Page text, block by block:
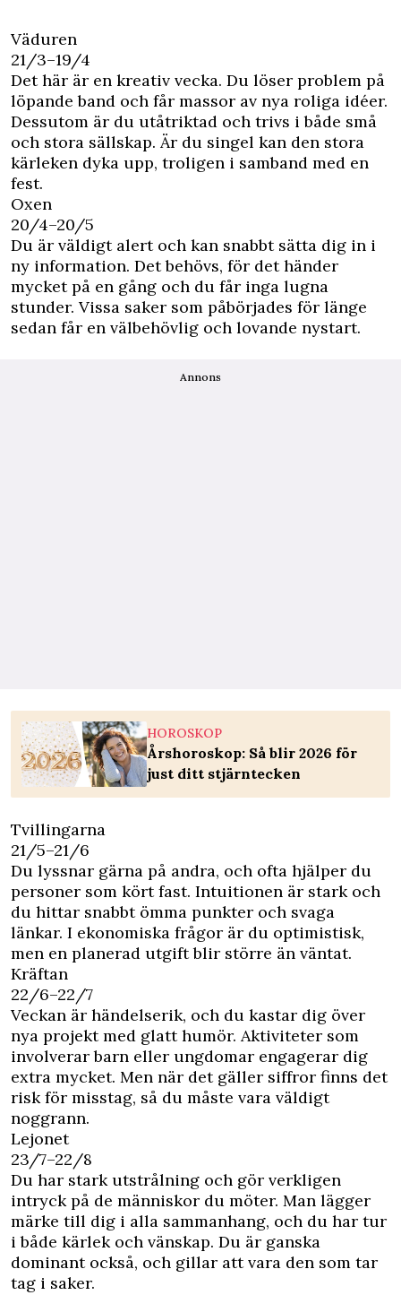
Väduren
21/3–19/4
Det här är en kreativ vecka. Du löser problem på
löpande band och får massor av nya roliga idéer.
Dessutom är du utåtriktad och trivs i både små
och stora sällskap. Är du singel kan den stora
kärleken dyka upp, troligen i samband med en
fest.
Oxen
20/4–20/5
Du är väldigt alert och kan snabbt sätta dig in i
ny information. Det behövs, för det händer
mycket på en gång och du får inga lugna
stunder. Vissa saker som påbörjades för länge
sedan får en välbehövlig och lovande nystart.
Annons
HOROSKOP
Årshoroskop: Så blir 2026 för
just ditt stjärntecken
Tvillingarna
21/5–21/6
Du lyssnar gärna på andra, och ofta hjälper du
personer som kört fast. Intuitionen är stark och
du hittar snabbt ömma punkter och svaga
länkar. I ekonomiska frågor är du optimistisk,
men en planerad utgift blir större än väntat.
Kräftan
22/6–22/7
Veckan är händelserik, och du kastar dig över
nya projekt med glatt humör. Aktiviteter som
involverar barn eller ungdomar engagerar dig
extra mycket. Men när det gäller siffror finns det
risk för misstag, så du måste vara väldigt
noggrann.
Lejonet
23/7–22/8
Du har stark utstrålning och gör verkligen
intryck på de människor du möter. Man lägger
märke till dig i alla sammanhang, och du har tur
i både kärlek och vänskap. Du är ganska
dominant också, och gillar att vara den som tar
tag i saker.